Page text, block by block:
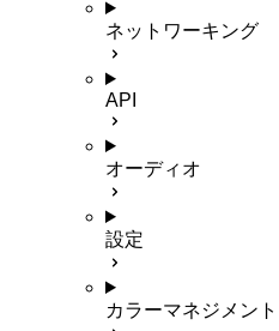
ネットワーキング
API
オーディオ
設定
カラーマネジメント